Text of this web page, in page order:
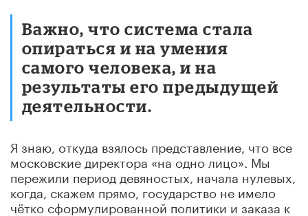
Важно, что система стала
опираться и на умения
самого человека, и на
результаты его предыдущей
деятельности.
Я знаю, откуда взялось представление, что все
московские директора «на одно лицо». Мы
пережили период девяностых, начала нулевых,
когда, скажем прямо, государство не имело
чётко сформулированной политики и заказа к